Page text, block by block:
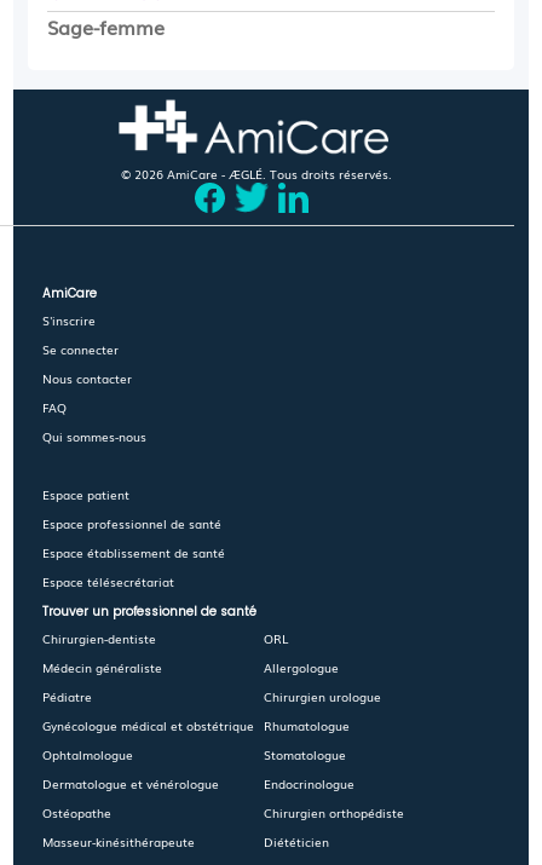
Sage-femme
© 2026 AmiCare - ÆGLÉ. Tous droits réservés.
AmiCare
S'inscrire
Se connecter
Nous contacter
FAQ
Qui sommes-nous
Espace patient
Espace professionnel de santé
Espace établissement de santé
Espace télésecrétariat
Trouver un professionnel de santé
Chirurgien-dentiste
Médecin généraliste
Pédiatre
Gynécologue médical et obstétrique
Ophtalmologue
Dermatologue et vénérologue
Ostéopathe
Masseur-kinésithérapeute
ORL
Allergologue
Chirurgien urologue
Rhumatologue
Stomatologue
Endocrinologue
Chirurgien orthopédiste
Diététicien